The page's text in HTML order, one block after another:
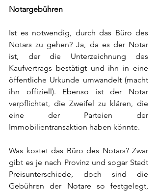
Notargebühren
Ist es notwendig, durch das Büro des
Notars zu gehen? Ja, da es der Notar
ist, der die Unterzeichnung des
Kaufvertrags bestätigt und ihn in eine
öffentliche Urkunde umwandelt (macht
ihn offiziell). Ebenso ist der Notar
verpflichtet, die Zweifel zu klären, die
eine der Parteien der
Immobilientransaktion haben könnte.
Was kostet das Büro des Notars? Zwar
gibt es je nach Provinz und sogar Stadt
Preisunterschiede, doch sind die
Gebühren der Notare so festgelegt,